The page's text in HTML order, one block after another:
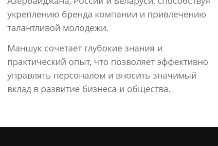
укреплению бренда компании и привлечению
талантливой молодежи.
Маншук сочетает глубокие знания и
практический опыт, что позволяет эффективно
управлять персоналом и вносить значимый
вклад в развитие бизнеса и общества.